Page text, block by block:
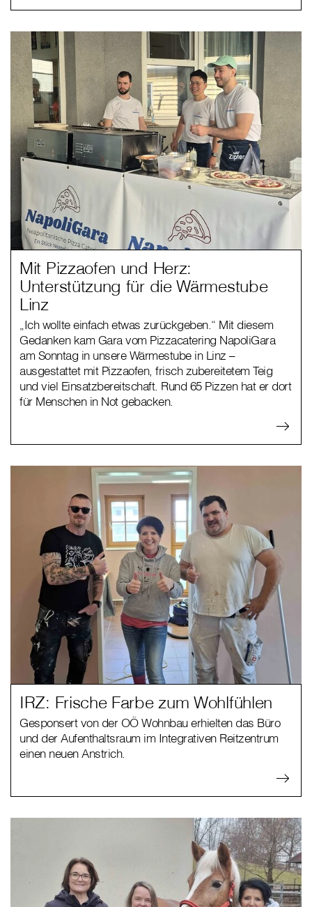
Mit Pizzaofen und Herz:
Unterstützung für die Wärmestube
Linz
„Ich wollte einfach etwas zurückgeben.“ Mit diesem
Gedanken kam Gara vom Pizzacatering NapoliGara
am Sonntag in unsere Wärmestube in Linz –
ausgestattet mit Pizzaofen, frisch zubereitetem Teig
und viel Einsatzbereitschaft. Rund 65 Pizzen hat er dort
für Menschen in Not gebacken.
IRZ: Frische Farbe zum Wohlfühlen
Gesponsert von der OÖ Wohnbau erhielten das Büro
und der Aufenthaltsraum im Integrativen Reitzentrum
einen neuen Anstrich.